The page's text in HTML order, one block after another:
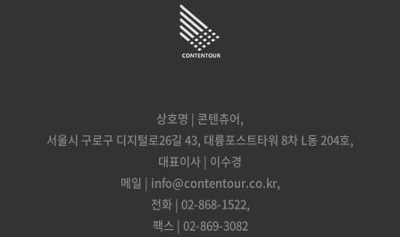
상호명 | 콘텐츄어,
서울시 구로구 디지털로26길 43, 대륭포스트타워 8차 L동 204호,
대표이사 | 이수경
메일 | info@contentour.co.kr,
전화 | 02-868-1522,
팩스 | 02-869-3082